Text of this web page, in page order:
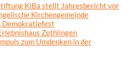
KiBa stellt Jahresbericht vor
Kirchengemeinde
Zethlingen
zum Umdenken in der